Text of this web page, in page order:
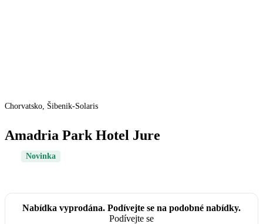
Chorvatsko, Šibenik-Solaris
Amadria Park Hotel Jure
Novinka
Nabídka vyprodána. Podívejte se na podobné nabídky.
Podívejte se